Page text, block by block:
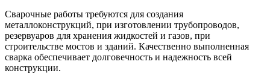
Сварочные работы требуются для создания
металлоконструкций, при изготовлении трубопроводов,
резервуаров для хранения жидкостей и газов, при
строительстве мостов и зданий. Качественно выполненная
сварка обеспечивает долговечность и надежность всей
конструкции.